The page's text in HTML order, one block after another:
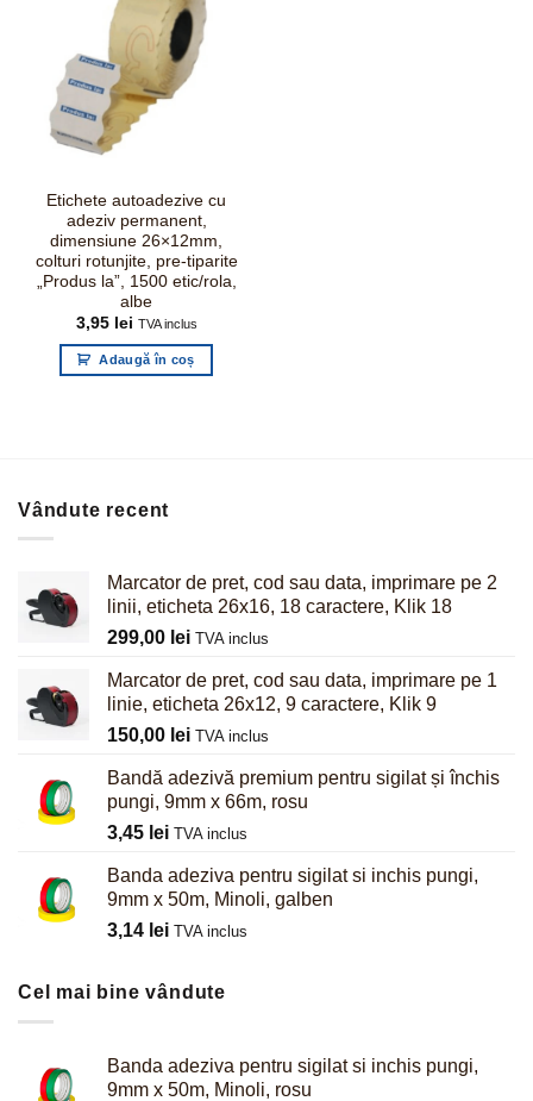
Etichete autoadezive cu
adeziv permanent,
dimensiune 26×12mm,
colturi rotunjite, pre-tiparite
„Produs la”, 1500 etic/rola,
albe
3,95 lei TVA inclus
Adaugă în coș
Vândute recent
Marcator de pret, cod sau data, imprimare pe 2
linii, eticheta 26x16, 18 caractere, Klik 18
299,00 lei TVA inclus
Marcator de pret, cod sau data, imprimare pe 1
linie, eticheta 26x12, 9 caractere, Klik 9
150,00 lei TVA inclus
Bandă adezivă premium pentru sigilat și închis
pungi, 9mm x 66m, rosu
3,45 lei TVA inclus
Banda adeziva pentru sigilat si inchis pungi,
9mm x 50m, Minoli, galben
3,14 lei TVA inclus
Cel mai bine vândute
Banda adeziva pentru sigilat si inchis pungi,
9mm x 50m, Minoli, rosu